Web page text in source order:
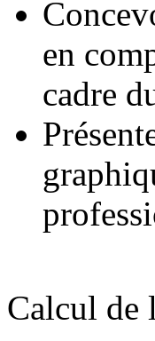
en
cadre
Calcul de